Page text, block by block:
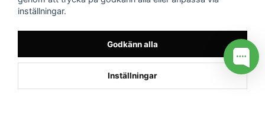
inställningar.
Godkänn alla
Inställningar